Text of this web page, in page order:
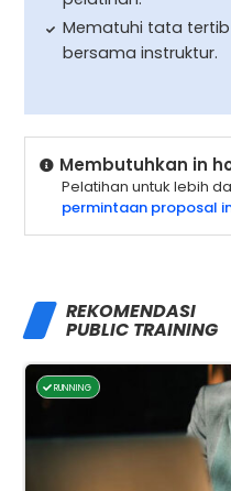
Mematuhi tata
bersama instruktur.
Membutuhkan in
Pelatihan untuk lebih
permintaan proposal
REKOMENDASI
PUBLIC TRAINING
RUNNING